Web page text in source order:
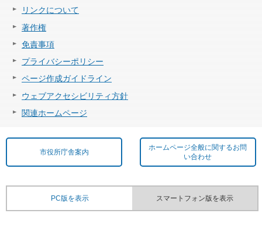
リンクについて
著作権
免責事項
プライバシーポリシー
ページ作成ガイドライン
ウェブアクセシビリティ方針
関連ホームページ
市役所庁舎案内
ホームページ全般に関するお問
い合わせ
PC版を表示 スマートフォン版を表示